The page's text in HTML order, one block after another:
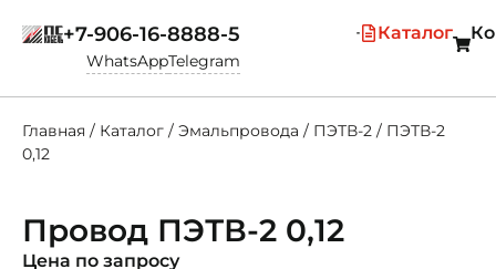
Каталог
+7-906-16-8888-5
WhatsAppTelegram
Главная / Каталог / Эмальпровода / ПЭТВ-2 / ПЭТВ-2
0,12
Провод ПЭТВ-2 0,12
Цена по запросу